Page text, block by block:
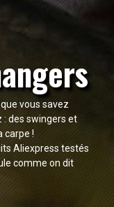
vous savez
des swingers et
carpe !
Aliexpress testés
comme on dit